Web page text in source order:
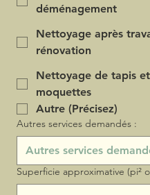
déménagement
Nettoyage après
rénovation
Nettoyage de tapis et
moquettes
Autre (Précisez)
Autres services demandés :
Superficie approximative (pi²